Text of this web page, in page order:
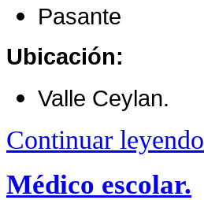
Pasante
Ubicación:
Valle Ceylan.
Continuar leyendo
Médico escolar.